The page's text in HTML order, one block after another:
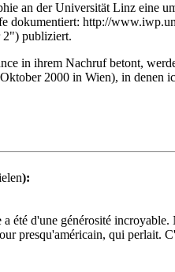
an der Universität Linz eine
dokumentiert: http://
2") publiziert.
in ihrem Nachruf betont,
2000 in Wien), in denen
):
été d'une générosité
presqu'américain, qui perlait.